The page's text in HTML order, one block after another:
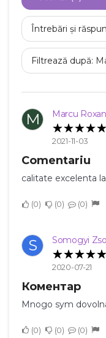
Întrebări și
Filtrează după:
M Marcu
2021-11-03
Comentariu
calitate excelenta
0 0 0
S Somogyi
2020-07-21
Коментар
Mnogo sym
0 0 0